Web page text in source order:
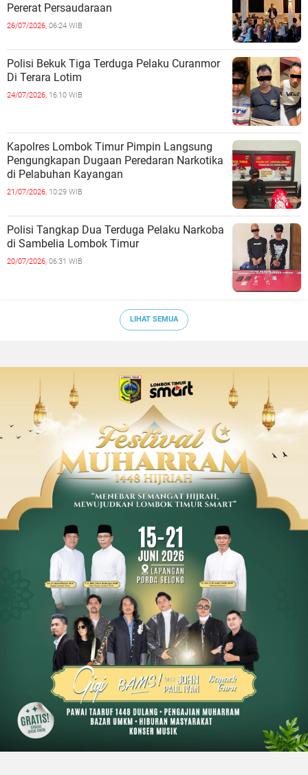
Pererat Persaudaraan
26/07/2026, 06:24 WIB
Polisi Bekuk Tiga Terduga Pelaku Curanmor
Di Terara Lotim
24/07/2026, 16:10 WIB
Kapolres Lombok Timur Pimpin Langsung
Pengungkapan Dugaan Peredaran Narkotika
di Pelabuhan Kayangan
21/07/2026, 10:29 WIB
Polisi Tangkap Dua Terduga Pelaku Narkoba
di Sambelia Lombok Timur
20/07/2026, 06:31 WIB
LIHAT SEMUA